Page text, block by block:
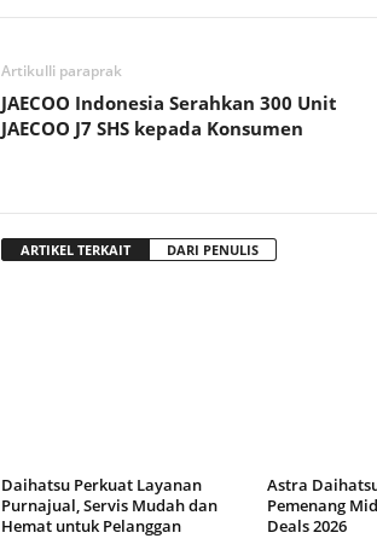
Artikulli paraprak
JAECOO Indonesia Serahkan 300 Unit
JAECOO J7 SHS kepada Konsumen
ARTIKEL TERKAIT DARI PENULIS
Daihatsu Perkuat Layanan
Purnajual, Servis Mudah dan
Hemat untuk Pelanggan
Astra
Pemenang
Deals 2026